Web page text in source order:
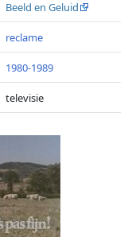
Beeld en Geluid
reclame
1980-1989
televisie